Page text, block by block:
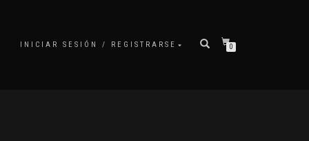
INICIAR SESIÓN / REGISTRARSE 0